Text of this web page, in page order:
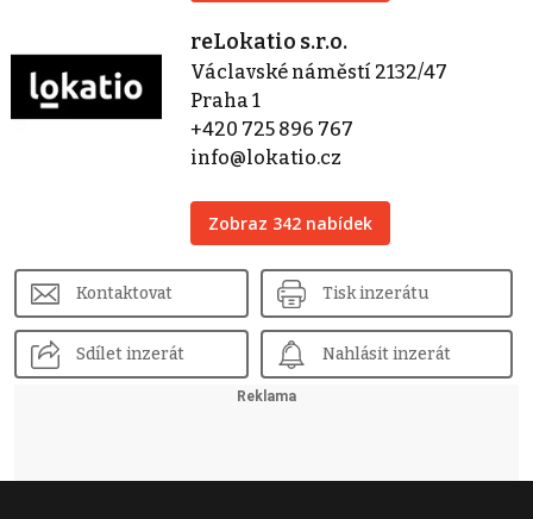
reLokatio s.r.o.
Václavské náměstí 2132/47
Praha 1
+420 725 896 767
info@lokatio.cz
Zobraz 342 nabídek
Kontaktovat Tisk inzerátu
Sdílet inzerát Nahlásit inzerát